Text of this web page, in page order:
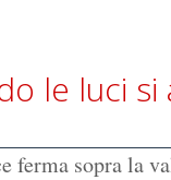
le luci